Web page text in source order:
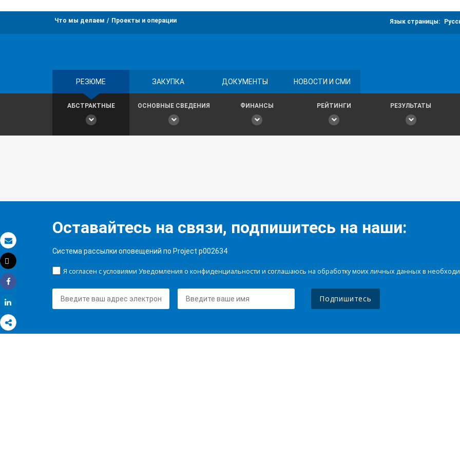
Электронная почта
Распечатать
Tweet
Share
Что мы делаем Проекты и операции Язык страницы:
РЕЗЮМЕ ЗАКУПКА ДОКУМЕНТЫ НОВОСТИ И СМИ
АБСТРАКТНЫЕ ОСНОВНЫЕ СВЕДЕНИЯ ФИНАНСЫ РЕЙТИНГИ РЕЗУЛЬТАТЫ
Оставайтесь на связи, подпишитесь на наши:
Система рассылки оповещений по Project p002634
Я согласен с условиями Уведомления о конфиденциальности и соглашаюсь на обработку моих личных данных в
Подпишитесь